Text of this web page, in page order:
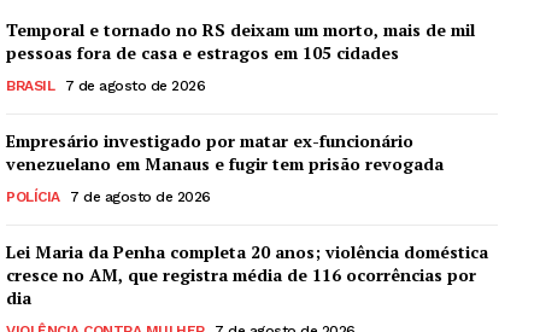
Temporal e tornado no RS deixam um morto, mais de mil
pessoas fora de casa e estragos em 105 cidades
BRASIL 7 de agosto de 2026
Empresário investigado por matar ex-funcionário
venezuelano em Manaus e fugir tem prisão revogada
POLÍCIA 7 de agosto de 2026
Lei Maria da Penha completa 20 anos; violência doméstica
cresce no AM, que registra média de 116 ocorrências por
dia